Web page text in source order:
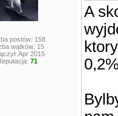
postów: 158
wątków: 15
Apr 2015
71
A